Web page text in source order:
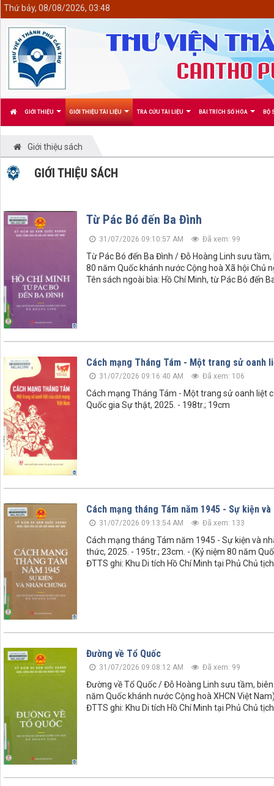
GIỚI THIỆU GIỚI THIỆU TÀI LIỆU TRA CỨU TÀI LIỆU BÀI TRÍCH SỐ HÓA BỘ
Thứ bảy, 08/08/2026, 03:48
Giới thiệu sách
GIỚI THIỆU SÁCH
Từ Pác Bó đến Ba Đình
31/07/2026 09:10:57 AM Đã xem: 99
Từ Pác Bó đến Ba Đình / Đỗ Hoàng Linh sưu
80 năm Quốc khánh nước Cộng hoà Xã hội Chủ
Tên sách ngoài bìa: Hồ Chí Minh, từ Pác Bó đến
Cách mạng Tháng Tám - Một trang sử oanh
31/07/2026 09:16:40 AM Đã xem: 106
Cách mạng Tháng Tám - Một trang sử oanh liệt
Quốc gia Sự thật, 2025. - 198tr.; 19cm
Cách mạng tháng Tám năm 1945 - Sự kiện
31/07/2026 09:13:54 AM Đã xem: 133
Cách mạng tháng Tám năm 1945 - Sự kiện và
thức, 2025. - 195tr.; 23cm. - (Kỷ niệm 80 năm
ĐTTS ghi: Khu Di tích Hồ Chí Minh tại Phủ Chủ tịch
Đường về Tổ Quốc
31/07/2026 09:08:12 AM Đã xem: 99
Đường về Tổ Quốc / Đỗ Hoàng Linh sưu tầm,
năm Quốc khánh nước Cộng hoà XHCN Việt
ĐTTS ghi: Khu Di tích Hồ Chí Minh tại Phủ Chủ tịch
<